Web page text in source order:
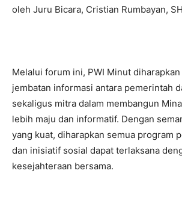
oleh Juru Bicara, Cristian Rumbayan,
Melalui forum ini, PWI Minut
jembatan informasi antara pemerintah
sekaligus mitra dalam membangun
lebih maju dan informatif. Dengan
yang kuat, diharapkan semua program
dan inisiatif sosial dapat terlaksana
kesejahteraan bersama.